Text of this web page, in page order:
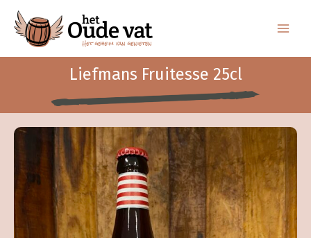
naar
inhoud
Liefmans Fruitesse 25cl